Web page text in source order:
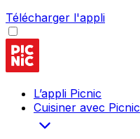
Télécharger l'appli
L’appli Picnic
Cuisiner avec Picnic